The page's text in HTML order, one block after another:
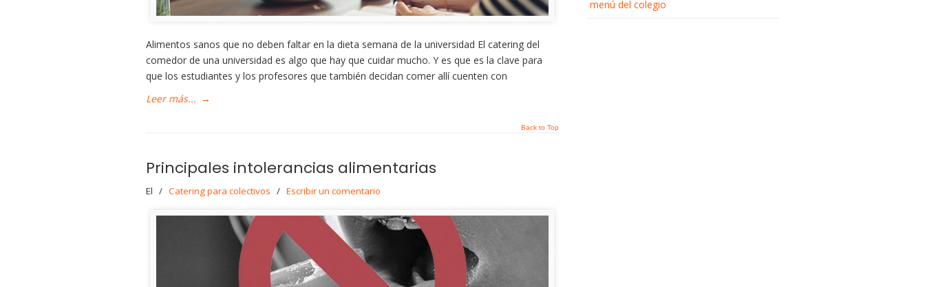
Alimentos sanos que no deben faltar en la dieta semana de la universidad El catering del
comedor de una universidad es algo que hay que cuidar mucho. Y es que es la clave para
que los estudiantes y los profesores que también decidan comer allí cuenten con
Leer más... →
Back to Top
Principales intolerancias alimentarias
El / Catering para colectivos / Escribir un comentario
menú del colegio